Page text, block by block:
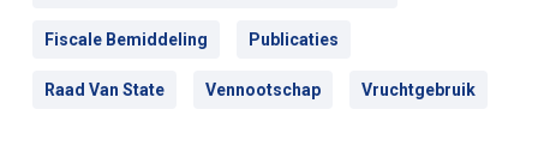
Fiscale Bemiddeling Publicaties
Raad Van State Vennootschap Vruchtgebruik